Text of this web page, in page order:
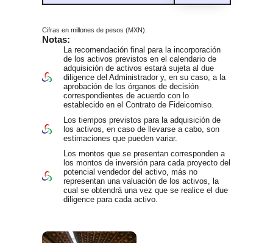
Cifras en millones de pesos (MXN).
Notas:
La recomendación final para la incorporación
de los activos previstos en el calendario de
adquisición de activos estará sujeta al due
diligence del Administrador y, en su caso, a la
aprobación de los órganos de decisión
correspondientes de acuerdo con lo
establecido en el Contrato de Fideicomiso.
Los tiempos previstos para la adquisición de
los activos, en caso de llevarse a cabo, son
estimaciones que pueden variar.
Los montos que se presentan corresponden a
los montos de inversión para cada proyecto del
potencial vendedor del activo, más no
representan una valuación de los activos, la
cual se obtendrá una vez que se realice el due
diligence para cada activo.